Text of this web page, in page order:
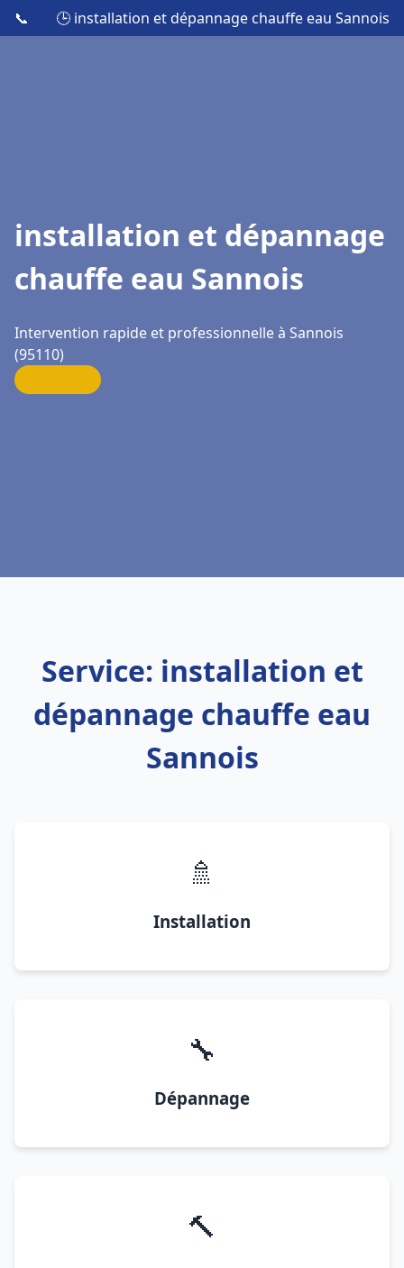
📞 🕒 installation et dépannage chauffe eau Sannois
installation et dépannage
chauffe eau Sannois
Intervention rapide et professionnelle à Sannois
(95110)
Service: installation et
dépannage chauffe eau
Sannois
🚿
Installation
🔧
Dépannage
🔨